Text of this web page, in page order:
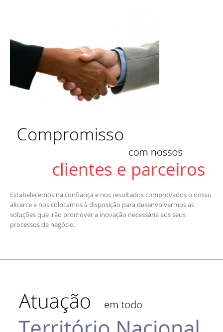
Estabelecemos na confiança e nos resultados comprovados o nosso
alicerce e nos colocamos à disposição para desenvolvermos as
soluções que irão promover a inovação necessária aos seus
processos de negócio.